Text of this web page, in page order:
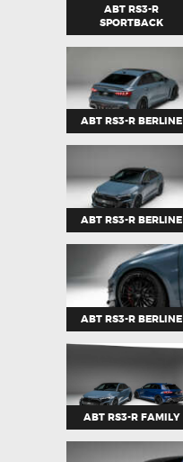
ABT RS3-R
SPORTBACK
ABT RS3-R BERLINE
ABT RS3-R BERLINE
ABT RS3-R BERLINE
ABT RS3-R FAMILY